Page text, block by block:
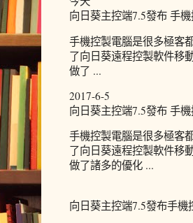
向日葵主控端7.5發布 手
手機控製電腦是很多極客
了向日葵遠程控製軟件移
做了 ...
2017-6-5
向日葵主控端7.5發布 手
手機控製電腦是很多極客
了向日葵遠程控製軟件移
做了諸多的優化 ...
向日葵主控端7.5發布手